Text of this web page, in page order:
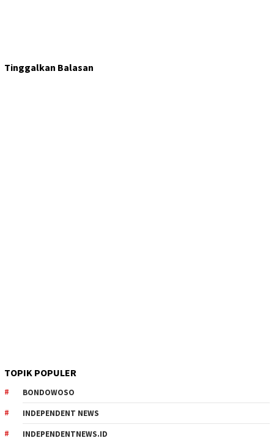
Tinggalkan Balasan
TOPIK POPULER
BONDOWOSO
INDEPENDENT NEWS
INDEPENDENTNEWS.ID